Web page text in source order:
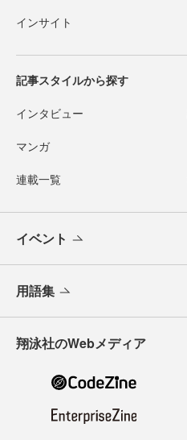
インサイト
記事スタイルから探す
インタビュー
マンガ
連載一覧
イベント
用語集
翔泳社のWebメディア